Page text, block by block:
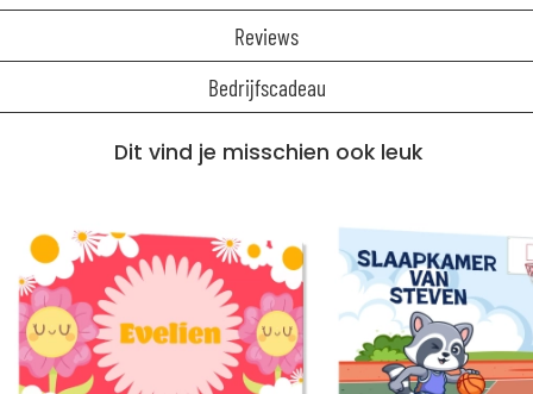
Reviews
Bedrijfscadeau
Dit vind je misschien ook leuk